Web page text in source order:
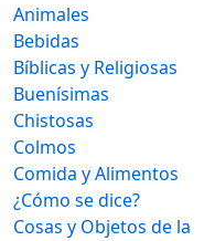
Animales
Bebidas
Bíblicas y Religiosas
Buenísimas
Chistosas
Colmos
Comida y Alimentos
¿Cómo se dice?
Cosas y Objetos de la